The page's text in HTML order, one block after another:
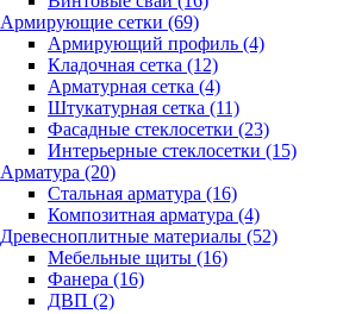
Армирующие сетки (69)
Армирующий профиль (4)
Кладочная сетка (12)
Арматурная сетка (4)
Штукатурная сетка (11)
Фасадные стеклосетки (23)
Интерьерные стеклосетки (15)
Арматура (20)
Стальная арматура (16)
Композитная арматура (4)
Древесноплитные материалы (52)
Мебельные щиты (16)
Фанера (16)
ДВП (2)